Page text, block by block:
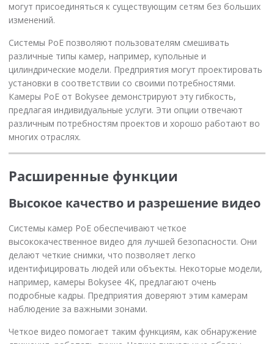
могут присоединяться к существующим сетям без больших
изменений.
Системы PoE позволяют пользователям смешивать
различные типы камер, например, купольные и
цилиндрические модели. Предприятия могут проектировать
установки в соответствии со своими потребностями.
Камеры PoE от Bokysee демонстрируют эту гибкость,
предлагая индивидуальные услуги. Эти опции отвечают
различным потребностям проектов и хорошо работают во
многих отраслях.
Расширенные функции
Высокое качество и разрешение видео
Системы камер PoE обеспечивают четкое
высококачественное видео для лучшей безопасности. Они
делают четкие снимки, что позволяет легко
идентифицировать людей или объекты. Некоторые модели,
например, камеры Bokysee 4K, предлагают очень
подробные кадры. Предприятия доверяют этим камерам
наблюдение за важными зонами.
Четкое видео помогает таким функциям, как обнаружение